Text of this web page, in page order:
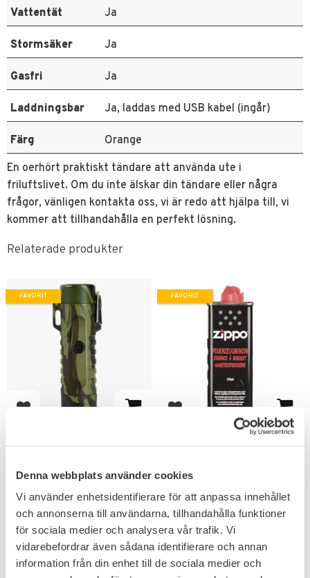
Denna webbplats använder cookies
Vi använder enhetsidentifierare för att anpassa innehållet
och annonserna till användarna, tillhandahålla funktioner
för sociala medier och analysera vår trafik. Vi
vidarebefordrar även sådana identifierare och annan
information från din enhet till de sociala medier och
Vattentät Ja
Stormsäker Ja
Gasfri Ja
Laddningsbar Ja, laddas med USB kabel (ingår)
Färg Orange
En oerhört praktiskt tändare att använda ute i
friluftslivet. Om du inte älskar din tändare eller några
frågor, vänligen kontakta oss, vi är redo att hjälpa till, vi
kommer att tillhandahålla en perfekt lösning.
Relaterade produkter
USB & ficklampa.
299KR
FAVORIT
Lägg till i favoriter
Zippo Tändare Bränsle
Zippo tändare.
99KR
FAVORIT